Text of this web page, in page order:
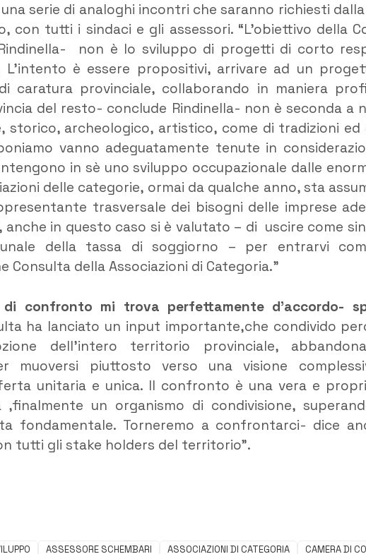
serie di analoghi incontri che saranno richiesti
con tutti i sindaci e gli assessori. “L’obiettivo della
non è lo sviluppo di progetti di corto
L’intento è essere propositivi, arrivare ad un
caratura provinciale, collaborando in maniera
del resto- conclude Rindinella- non è seconda a
storico, archeologico, artistico, come di tradizioni ed
vanno adeguatamente tenute in
in sè uno sviluppo occupazionale dalle
delle categorie, ormai da qualche anno, sta
trasversale dei bisogni delle imprese
anche in questo caso si è valutato – di uscire come
della tassa di soggiorno – per entrarvi
Consulta della Associazioni di Categoria.”
confronto mi trova perfettamente d’accordo-
ha lanciato un input importante,che condivido
dell’intero territorio provinciale,
muoversi piuttosto verso una visione
unitaria e unica. Il confronto è una vera e
un organismo di condivisione,
fondamentale. Torneremo a confrontarci- dice
tutti gli stake holders del territorio”.
ASSESSORE SCHEMBARI ASSOCIAZIONI DI CATEGORIA
CAMERA DI